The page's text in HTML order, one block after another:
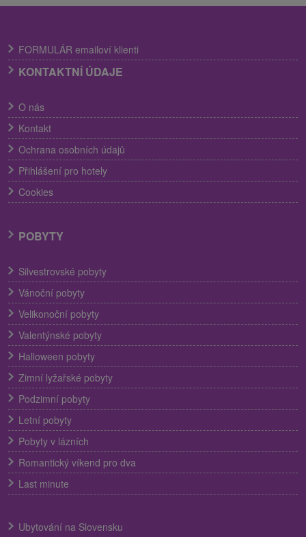
FORMULÁR emailoví klienti
KONTAKTNÍ ÚDAJE
O nás
Kontakt
Ochrana osobních údajů
Přihlášení pro hotely
Cookies
POBYTY
Silvestrovské pobyty
Vánoční pobyty
Velikonoční pobyty
Valentýnské pobyty
Halloween pobyty
Zimní lyžařské pobyty
Podzimní pobyty
Letní pobyty
Pobyty v lázních
Romantický víkend pro dva
Last minute
Ubytování na Slovensku